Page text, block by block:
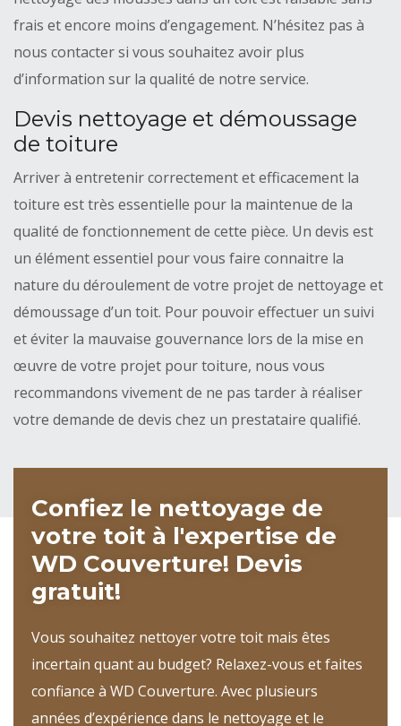
frais et encore moins d’engagement. N’hésitez pas à
nous contacter si vous souhaitez avoir plus
d’information sur la qualité de notre service.
Devis nettoyage et démoussage
de toiture
Arriver à entretenir correctement et efficacement la
toiture est très essentielle pour la maintenue de la
qualité de fonctionnement de cette pièce. Un devis est
un élément essentiel pour vous faire connaitre la
nature du déroulement de votre projet de nettoyage et
démoussage d’un toit. Pour pouvoir effectuer un suivi
et éviter la mauvaise gouvernance lors de la mise en
œuvre de votre projet pour toiture, nous vous
recommandons vivement de ne pas tarder à réaliser
votre demande de devis chez un prestataire qualifié.
Confiez le nettoyage de
votre toit à l'expertise de
WD Couverture! Devis
gratuit!
Vous souhaitez nettoyer votre toit mais êtes
incertain quant au budget? Relaxez-vous et faites
confiance à WD Couverture. Avec plusieurs
années d’expérience dans le nettoyage et le